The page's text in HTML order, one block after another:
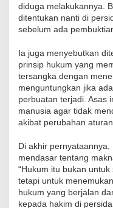
diduga melakukannya.
ditentukan nanti di
sebelum ada
Ia juga menyebutkan
prinsip hukum yang
tersangka dengan
menguntungkan jika
perbuatan terjadi. Asas
manusia agar tidak
akibat perubahan aturan.
Di akhir
mendasar tentang
“Hukum itu bukan
tetapi untuk
hukum yang berjalan
kepada hakim di